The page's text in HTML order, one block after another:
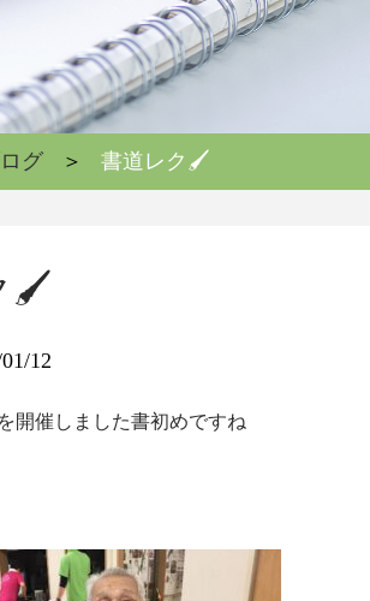
グ 書道レク🖌
🖌
12
開催しました書初めですね